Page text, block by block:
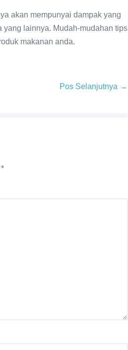
akan mempunyai dampak yang
yang lainnya. Mudah-mudahan tips
makanan anda.
Pos Selanjutnya →
*